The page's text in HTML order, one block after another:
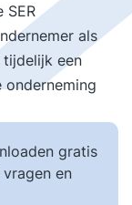
SER
als
een
gratis
en